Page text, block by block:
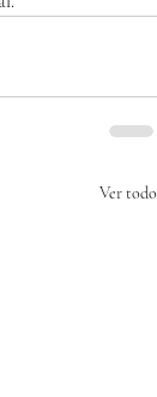
Ver todo